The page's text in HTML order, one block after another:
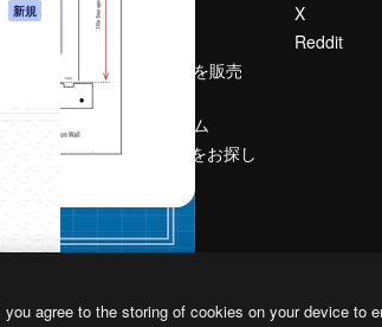
新規
コンテンツを販売
プレスルーム
magnific.aiをお探し
X
Reddit
you agree to the storing of cookies on your device to